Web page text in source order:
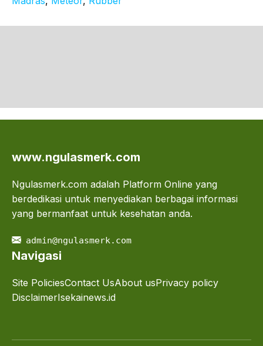
www.ngulasmerk.com
Ngulasmerk.com adalah Platform Online yang
berdedikasi untuk menyediakan berbagai informasi
yang bermanfaat untuk kesehatan anda.
admin@ngulasmerk.com
Navigasi
Site PoliciesContact UsAbout usPrivacy policy
DisclaimerIsekainews.id